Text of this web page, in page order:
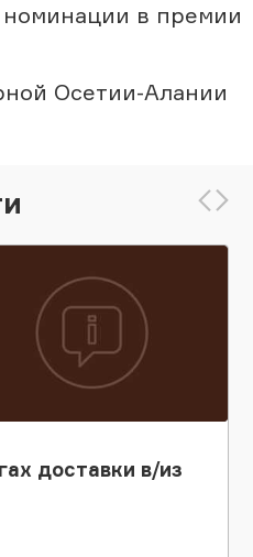
в премии
Осетии-Алании
доставки в/из